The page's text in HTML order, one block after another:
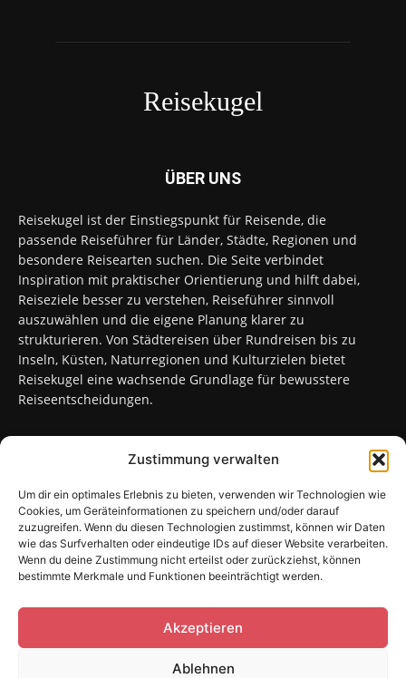
Zustimmung verwalten
Um dir ein optimales Erlebnis zu bieten, verwenden wir Technologien wie
Cookies, um Geräteinformationen zu speichern und/oder darauf
zuzugreifen. Wenn du diesen Technologien zustimmst, können wir Daten
wie das Surfverhalten oder eindeutige IDs auf dieser Website verarbeiten.
Wenn du deine Zustimmung nicht erteilst oder zurückziehst, können
bestimmte Merkmale und Funktionen beeinträchtigt werden.
Akzeptieren
Ablehnen
Reisekugel
ÜBER UNS
Reisekugel ist der Einstiegspunkt für Reisende, die
passende Reiseführer für Länder, Städte, Regionen und
besondere Reisearten suchen. Die Seite verbindet
Inspiration mit praktischer Orientierung und hilft dabei,
Reiseziele besser zu verstehen, Reiseführer sinnvoll
auszuwählen und die eigene Planung klarer zu
strukturieren. Von Städtereisen über Rundreisen bis zu
Inseln, Küsten, Naturregionen und Kulturzielen bietet
Reisekugel eine wachsende Grundlage für bewusstere
Reiseentscheidungen.
FOLGT UNS
Datenschutzerklärung